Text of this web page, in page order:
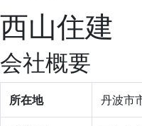
西山住建
会社概要
所在地 丹波市